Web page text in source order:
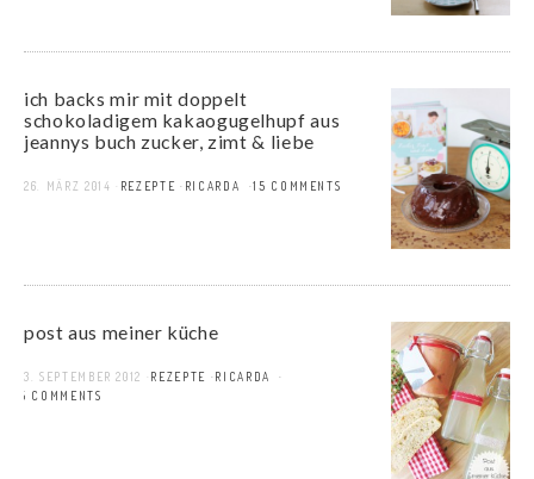
ich backs mir mit doppelt
schokoladigem kakaogugelhupf aus
jeannys buch zucker, zimt & liebe
26. MÄRZ 2014 REZEPTE RICARDA 15 COMMENTS
post aus meiner küche
3. SEPTEMBER 2012 REZEPTE
RICARDA
5 COMMENTS